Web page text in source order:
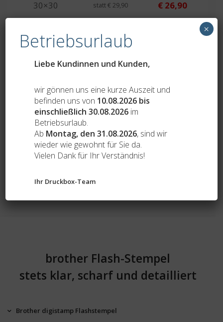
30×30 statt € 29,90 € 26,90
22×60 statt € 33,90
27×70 statt € 39,90
34×58 statt € 39,90
40×40 statt € 42,90 € 38,60
40×90
brother Flash-Stempel
stets klar, scharf und detailliert
Brother digistamp Flashstempel
Betriebsurlaub
Liebe Kundinnen und Kunden,
wir gönnen uns eine kurze Auszeit und
befinden uns von 10.08.2026 bis
einschließlich 30.08.2026 im
Betriebsurlaub.
Ab Montag, den 31.08.2026, sind wir
wieder wie gewohnt für Sie da.
Vielen Dank für Ihr Verständnis!
Ihr Druckbox-Team
×